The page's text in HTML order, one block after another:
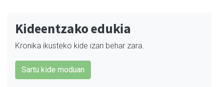
Kideentzako edukia
Kronika ikusteko kide izan behar zara.
Sartu kide moduan